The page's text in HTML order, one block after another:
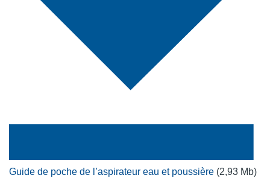
Guide de poche de l’aspirateur eau et poussière (2,93 Mb)